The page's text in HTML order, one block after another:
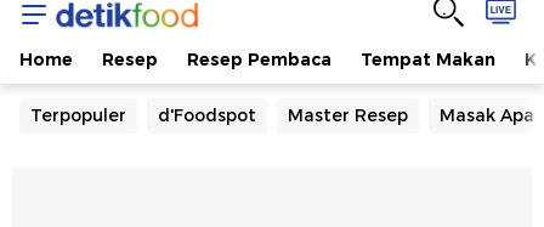
Home Resep Resep Pembaca Tempat Makan
Terpopuler d'Foodspot Master Resep Masak Apa